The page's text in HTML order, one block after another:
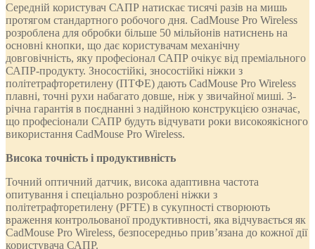
Середній користувач САПР натискає тисячі разів на мишь
протягом стандартного робочого дня. CadMouse Pro Wireless
розроблена для обробки більше 50 мільйонів натиснень на
основні кнопки, що дає користувачам механічну
довговічність, яку професіонал САПР очікує від преміального
САПР-продукту. Зносостійкі, зносостійкі ніжки з
політетрафторетилену (ПТФЕ) дають CadMouse Pro Wireless
плавні, точні рухи набагато довше, ніж у звичайної миші. 3-
річна гарантія в поєднанні з надійною конструкцією означає,
що професіонали САПР будуть відчувати роки високоякісного
використання CadMouse Pro Wireless.
Висока точність і продуктивність
Точний оптичний датчик, висока адаптивна частота
опитування і спеціально розроблені ніжки з
політетрафторетилену (PFTE) в сукупності створюють
враження контрольованої продуктивності, яка відчувається як
CadMouse Pro Wireless, безпосередньо прив’язана до кожної дії
користувача САПР.